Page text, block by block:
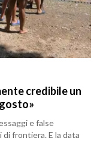
credibile un
e false
frontiera. E la data